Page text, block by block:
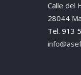
Calle del
28044
Tel. 913